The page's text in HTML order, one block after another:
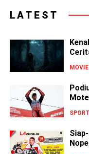
LATEST
MOVIE
SPORT